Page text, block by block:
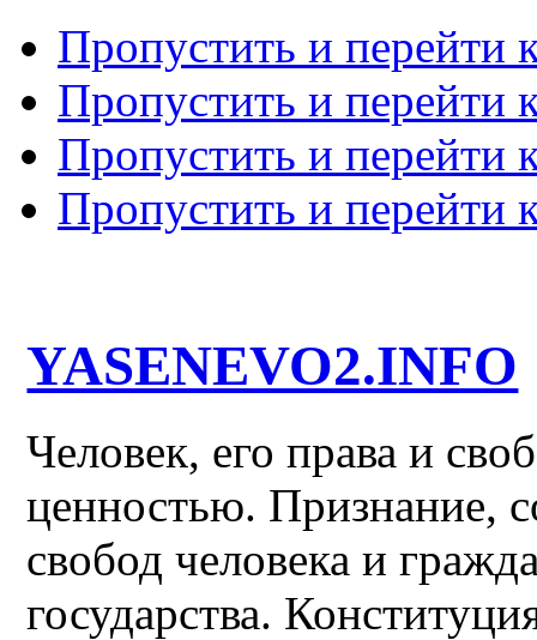
Пропустить и перейти
Пропустить и перейти
Пропустить и перейти
Пропустить и перейти
YASENEVO2.INFO
Человек, его права и
ценностью. Признание,
свобод человека и
государства.